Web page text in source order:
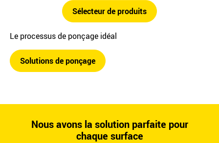
Sélecteur de produits
Le processus de ponçage idéal
Solutions de ponçage
Nous avons la solution parfaite pour
chaque surface